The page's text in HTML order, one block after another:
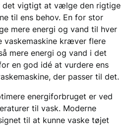
det vigtigt at vælge den rigtige
til ens behov. En for stor
mere energi og vand til hver
vaskemaskine kræver flere
mere energi og vand i det
en god idé at vurdere ens
der passer til det.
energiforbruget er ved
til vask. Moderne
til at kunne vaske tøjet